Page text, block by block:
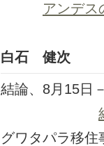
アンデ
白石 健次
結論、8月15日
グワタパラ移住